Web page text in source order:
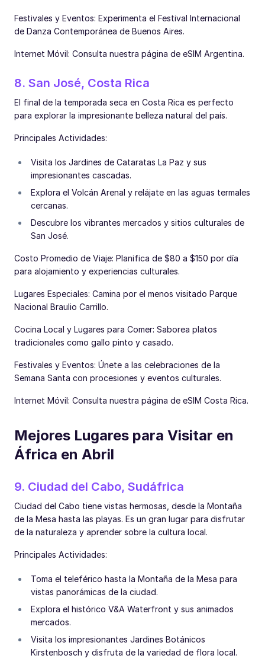
Festivales y Eventos: Experimenta el Festival Internacional
de Danza Contemporánea de Buenos Aires.
Internet Móvil: Consulta nuestra página de eSIM Argentina.
8. San José, Costa Rica
El final de la temporada seca en Costa Rica es perfecto
para explorar la impresionante belleza natural del país.
Principales Actividades:
Visita los Jardines de Cataratas La Paz y sus
impresionantes cascadas.
Explora el Volcán Arenal y relájate en las aguas termales
cercanas.
Descubre los vibrantes mercados y sitios culturales de
San José.
Costo Promedio de Viaje: Planifica de $80 a $150 por día
para alojamiento y experiencias culturales.
Lugares Especiales: Camina por el menos visitado Parque
Nacional Braulio Carrillo.
Cocina Local y Lugares para Comer: Saborea platos
tradicionales como gallo pinto y casado.
Festivales y Eventos: Únete a las celebraciones de la
Semana Santa con procesiones y eventos culturales.
Internet Móvil: Consulta nuestra página de eSIM Costa Rica.
Mejores Lugares para Visitar en
África en Abril
9. Ciudad del Cabo, Sudáfrica
Ciudad del Cabo tiene vistas hermosas, desde la Montaña
de la Mesa hasta las playas. Es un gran lugar para disfrutar
de la naturaleza y aprender sobre la cultura local.
Principales Actividades:
Toma el teleférico hasta la Montaña de la Mesa para
vistas panorámicas de la ciudad.
Explora el histórico V&A Waterfront y sus animados
mercados.
Visita los impresionantes Jardines Botánicos
Kirstenbosch y disfruta de la variedad de flora local.